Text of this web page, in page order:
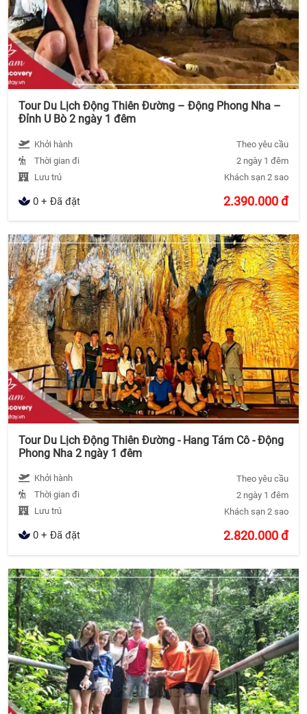
Tour Du Lịch Động Thiên Đường – Động Phong Nha –
Đỉnh U Bò 2 ngày 1 đêm
Khởi hành
Theo yêu cầu
Thời gian đi
2 ngày 1 đêm
Lưu trú
Khách sạn 2 sao
0 + Đã đặt 2.390.000đ
Tour Du Lịch Động Thiên Đường - Hang Tám Cô - Động
Phong Nha 2 ngày 1 đêm
Khởi hành
Theo yêu cầu
Thời gian đi
2 ngày 1 đêm
Lưu trú
Khách sạn 2 sao
0 + Đã đặt 2.820.000đ